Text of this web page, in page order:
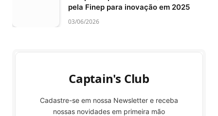
pela Finep para inovação em 2025
03/06/2026
Captain's Club
Cadastre-se em nossa Newsletter e receba
nossas novidades em primeira mão